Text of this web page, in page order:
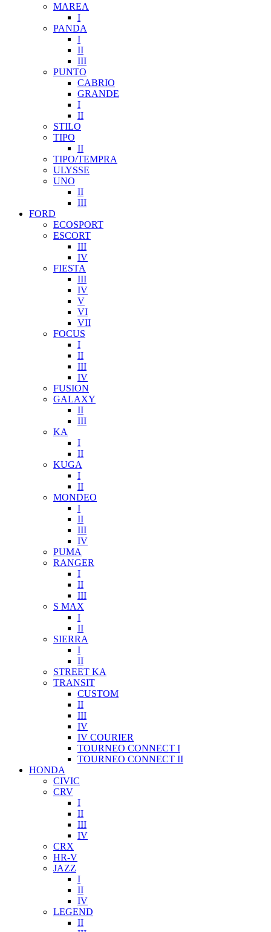
MAREA
I
PANDA
I
II
III
PUNTO
CABRIO
GRANDE
I
II
STILO
TIPO
II
TIPO/TEMPRA
ULYSSE
UNO
II
III
FORD
ECOSPORT
ESCORT
III
IV
FIESTA
III
IV
V
VI
VII
FOCUS
I
II
III
IV
FUSION
GALAXY
II
III
KA
I
II
KUGA
I
II
MONDEO
I
II
III
IV
PUMA
RANGER
I
II
III
S MAX
I
II
SIERRA
I
II
STREET KA
TRANSIT
CUSTOM
II
III
IV
IV COURIER
TOURNEO CONNECT I
TOURNEO CONNECT II
HONDA
CIVIC
CRV
I
II
III
IV
CRX
HR-V
JAZZ
I
II
IV
LEGEND
II